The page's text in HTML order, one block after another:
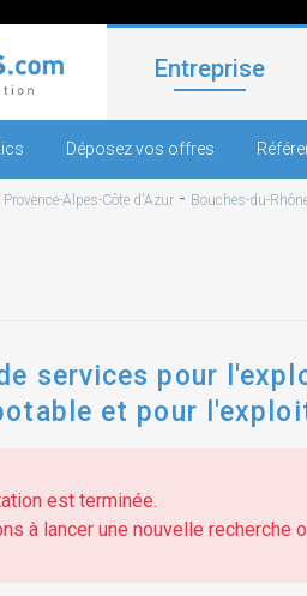
Entreprise
Déposez vos offres
Provence-Alpes-Côte d'Azur - Bouches-du-
services pour
et pour
est terminée.
à lancer une nouvelle